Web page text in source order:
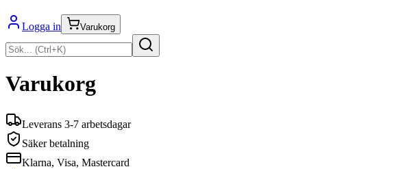
Logga in Varukorg
Varukorg
Leverans 3-7 arbetsdagar
Säker betalning
Klarna, Visa, Mastercard